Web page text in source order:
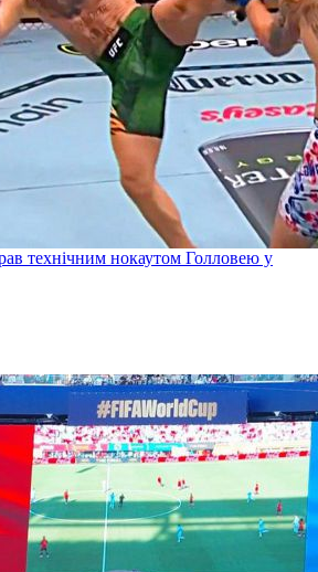
технічним нокаутом Голловею у